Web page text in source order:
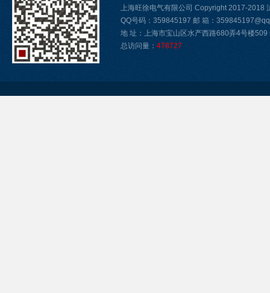
上海旺徐电气有限公司 Copyright 2017-2018
QQ号码：359845197 邮 箱：
地 址：上海市宝山区水产西路680弄4号楼
总访问量： 478727